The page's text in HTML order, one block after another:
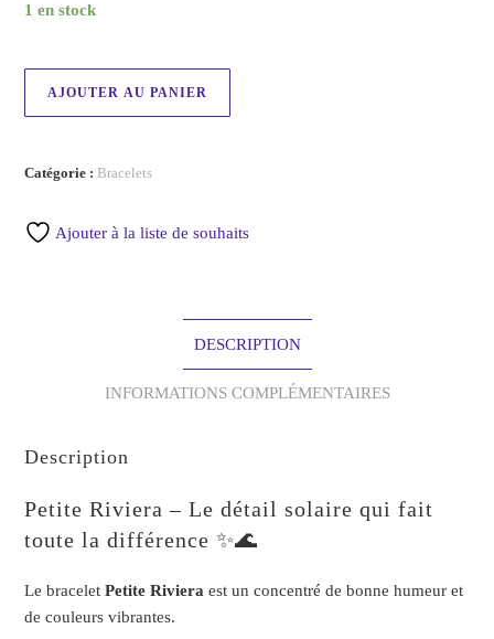
1 en stock
AJOUTER AU PANIER
Catégorie : Bracelets
Ajouter à la liste de souhaits
DESCRIPTION
INFORMATIONS COMPLÉMENTAIRES
Description
Petite Riviera – Le détail solaire qui fait
toute la différence ✨🌊
Le braceletPetite Riviera est un concentré de bonne humeur et
de couleurs vibrantes.